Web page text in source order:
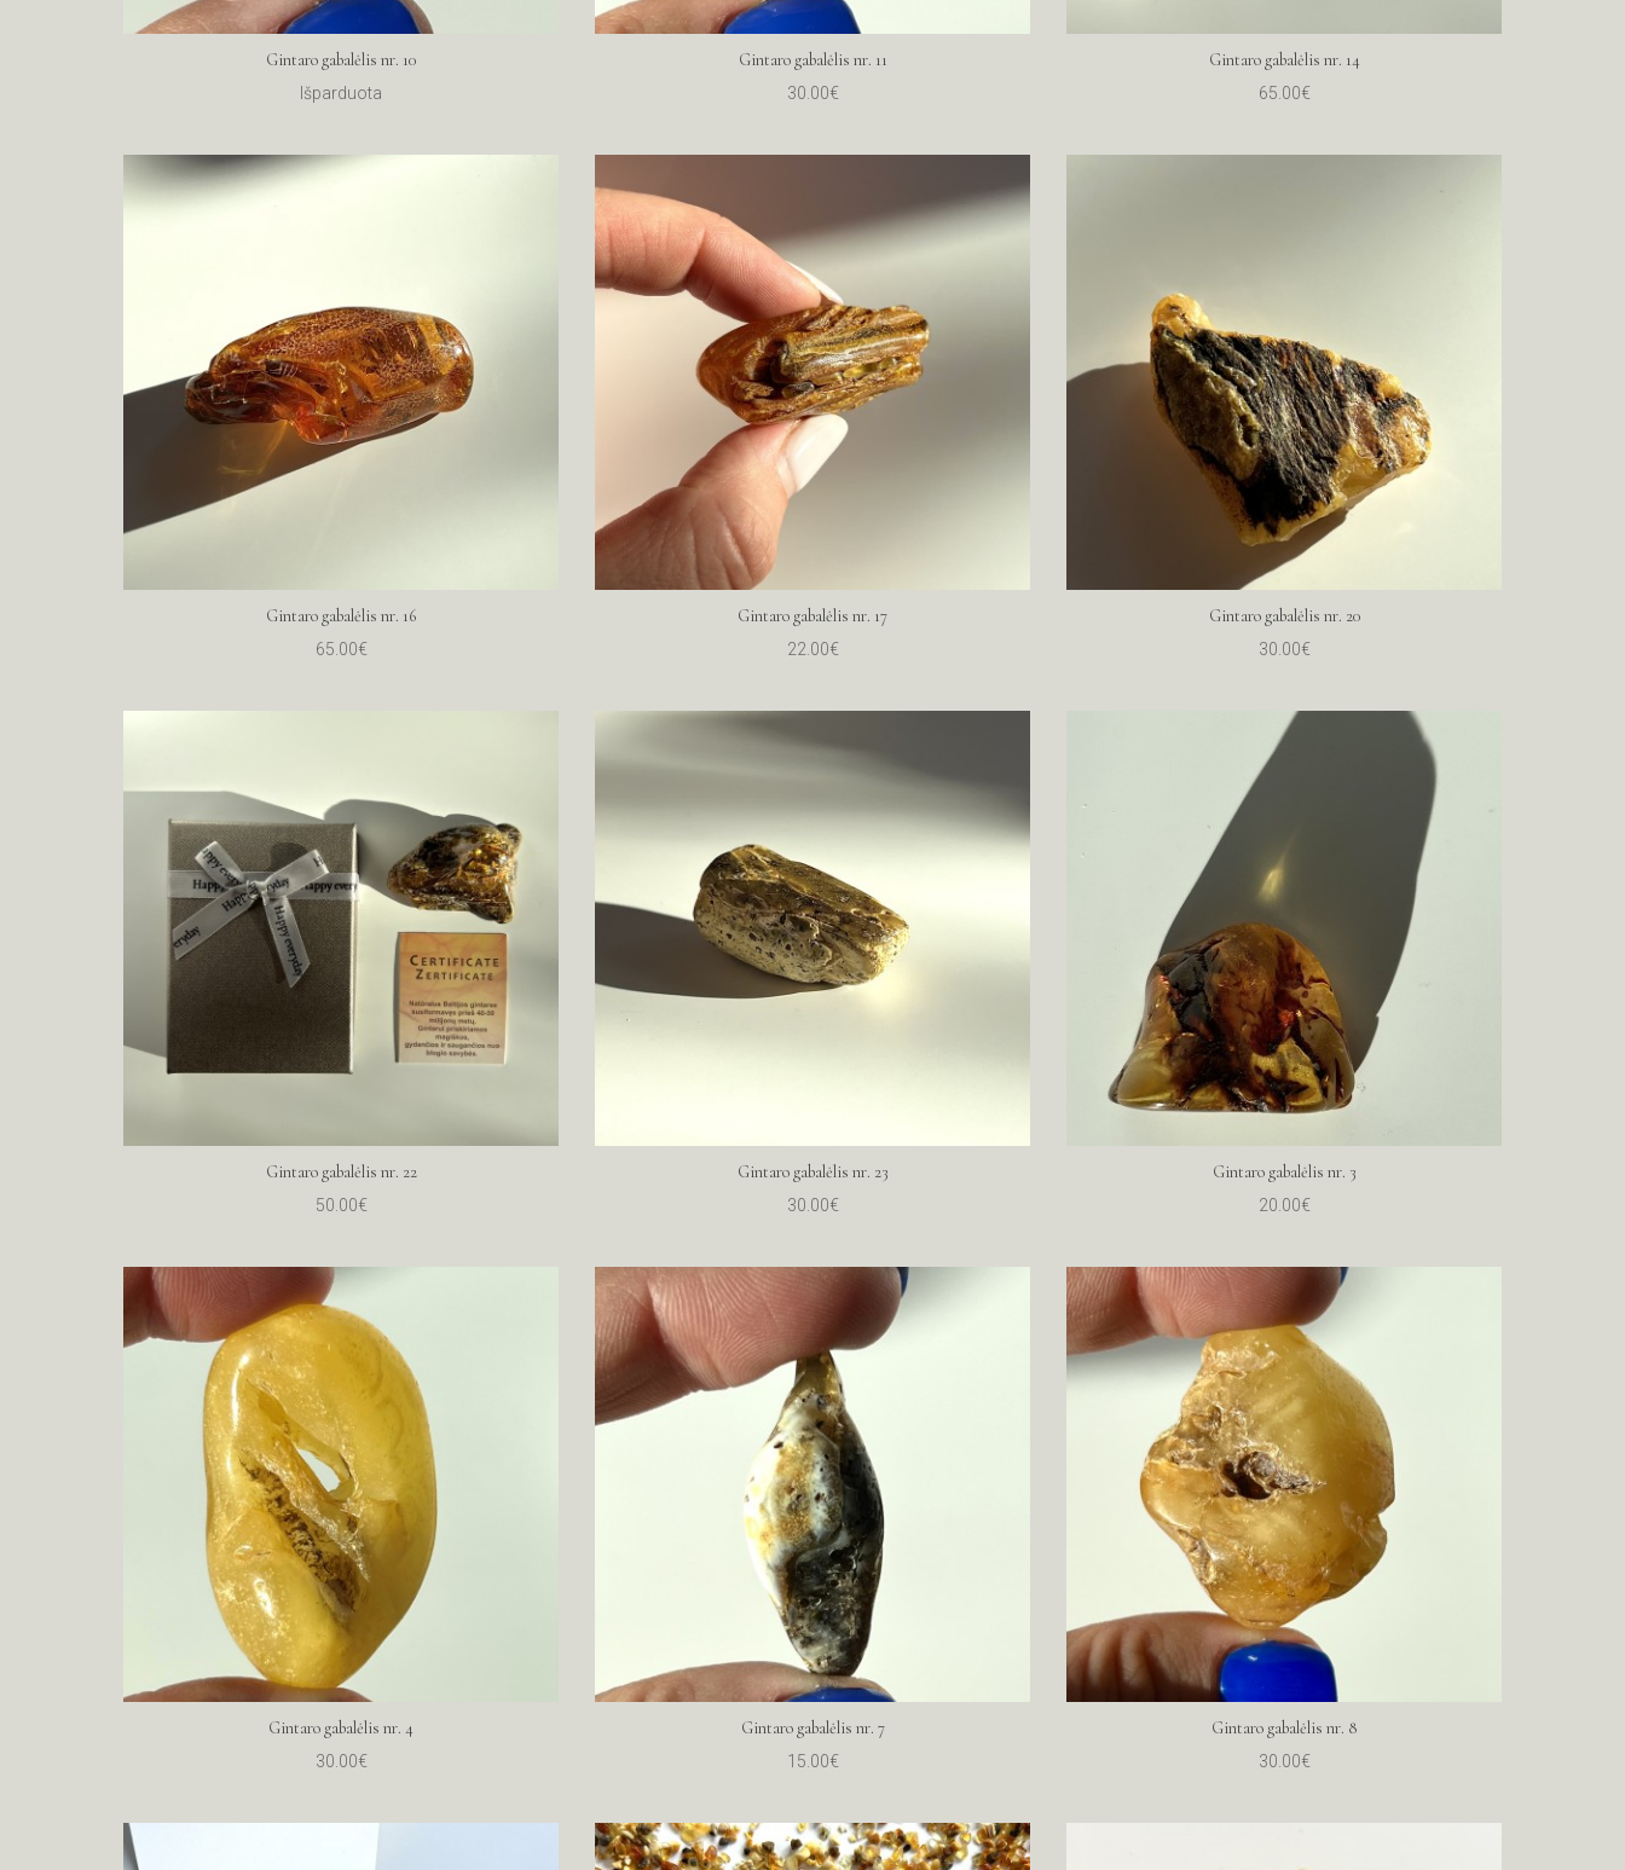
Gintaro gabalėlis nr. 10
Išparduota
Gintaro gabalėlis nr. 11
30.00€
Gintaro gabalėlis nr. 14
65.00€
Gintaro gabalėlis nr. 16
65.00€
Gintaro gabalėlis nr. 17
22.00€
Gintaro gabalėlis nr. 20
30.00€
Gintaro gabalėlis nr. 22
50.00€
Gintaro gabalėlis nr. 23
30.00€
Gintaro gabalėlis nr. 3
20.00€
Gintaro gabalėlis nr. 4
30.00€
Gintaro gabalėlis nr. 7
15.00€
Gintaro gabalėlis nr. 8
30.00€